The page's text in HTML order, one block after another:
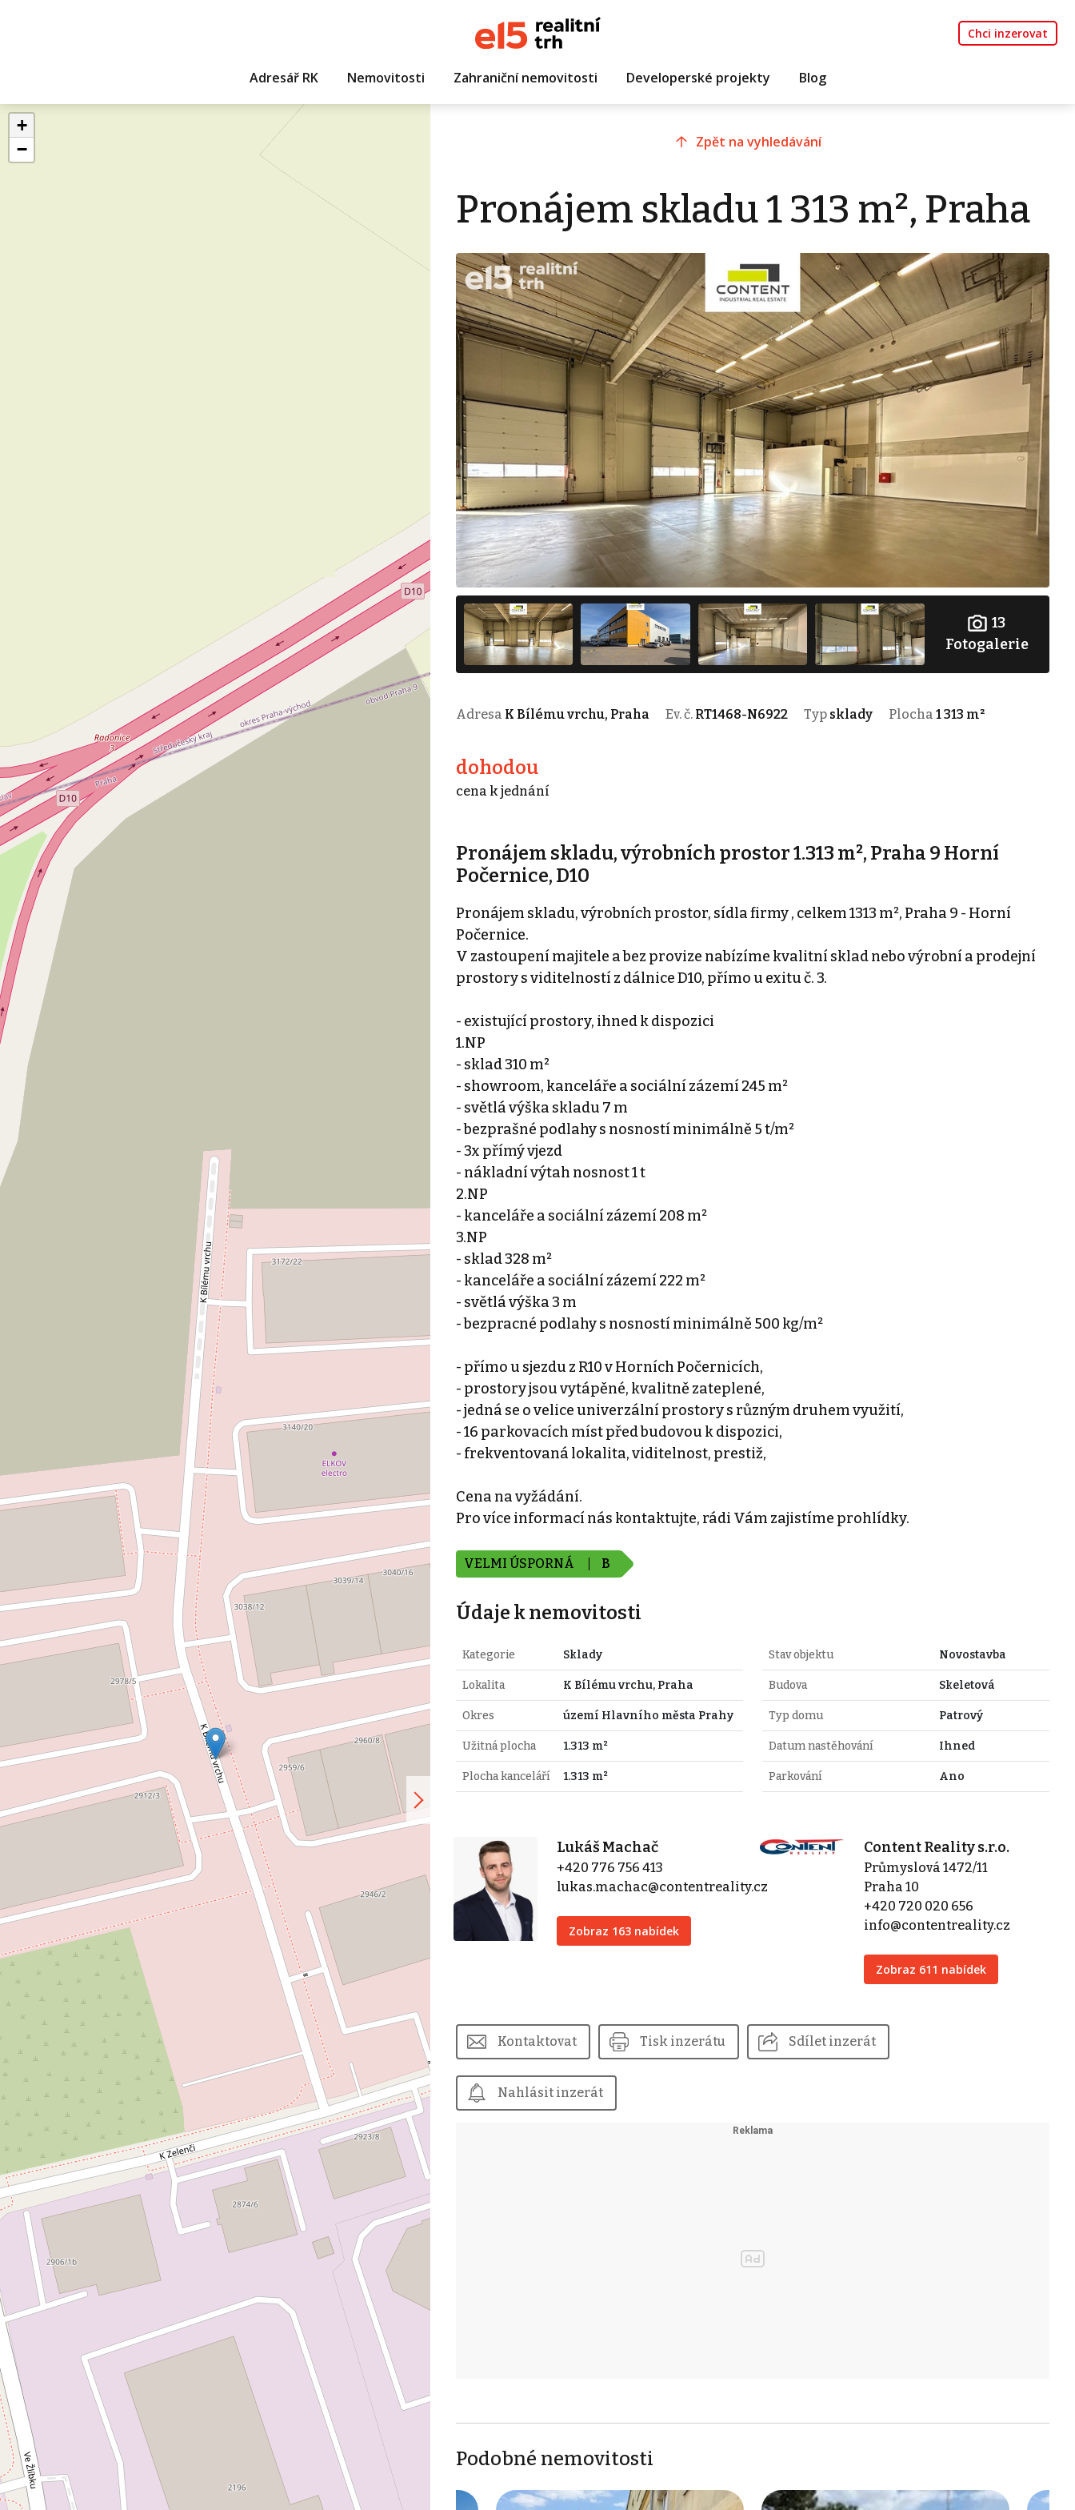
Chci inzerovat
Adresář RK Nemovitosti Zahraniční nemovitosti Developerské projekty Blog
+
−
Zpět na vyhledávání
Pronájem skladu 1 313 m², Praha
13
Fotogalerie
Adresa K Bílému vrchu, Praha Ev. č. RT1468-N6922 Typ sklady Plocha 1 313 m²
dohodou
cena k jednání
Pronájem skladu, výrobních prostor 1.313 m², Praha 9 Horní
Počernice, D10
Pronájem skladu, výrobních prostor, sídla firmy , celkem 1313 m², Praha 9 - Horní
Počernice.
V zastoupení majitele a bez provize nabízíme kvalitní sklad nebo výrobní a prodejní
prostory s viditelností z dálnice D10, přímo u exitu č. 3.
- existující prostory, ihned k dispozici
1.NP
- sklad 310 m²
- showroom, kanceláře a sociální zázemí 245 m²
- světlá výška skladu 7 m
- bezprašné podlahy s nosností minimálně 5 t/m²
- 3x přímý vjezd
- nákladní výtah nosnost 1 t
2.NP
- kanceláře a sociální zázemí 208 m²
3.NP
- sklad 328 m²
- kanceláře a sociální zázemí 222 m²
- světlá výška 3 m
- bezpracné podlahy s nosností minimálně 500 kg/m²
- přímo u sjezdu z R10 v Horních Počernicích,
- prostory jsou vytápěné, kvalitně zateplené,
- jedná se o velice univerzální prostory s různým druhem využití,
- 16 parkovacích míst před budovou k dispozici,
- frekventovaná lokalita, viditelnost, prestiž,
Cena na vyžádání.
Pro více informací nás kontaktujte, rádi Vám zajistíme prohlídky.
VELMI ÚSPORNÁ B
Údaje k nemovitosti
Kategorie Sklady
Lokalita K Bílému vrchu, Praha
Okres území Hlavního města Prahy
Užitná plocha 1.313 m²
Plocha kanceláří 1.313 m²
Stav objektu Novostavba
Budova Skeletová
Typ domu Patrový
Datum nastěhování Ihned
Parkování Ano
Lukáš Machač
+420 776 756 413
lukas.machac@contentreality.cz
Zobraz 163 nabídek
Content Reality s.r.o.
Průmyslová 1472/11
Praha 10
+420 720 020 656
info@contentreality.cz
Zobraz 611 nabídek
Kontaktovat Tisk inzerátu Sdílet inzerát
Nahlásit inzerát
Podobné nemovitosti